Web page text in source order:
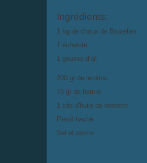
Ingrédients:
1 kg de choux de Bruxelles
1 échalote
1 gousse d'ail
200 gr de lardons
75 gr de beurre
1 càs d'huile de noisette
Persil haché
Sel et poivre